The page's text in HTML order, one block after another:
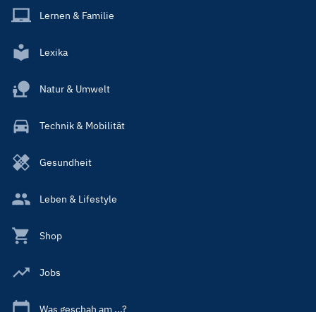
Lernen & Familie
Lexika
Natur & Umwelt
Technik & Mobilität
Gesundheit
Leben & Lifestyle
Shop
Jobs
Was geschah am ...?